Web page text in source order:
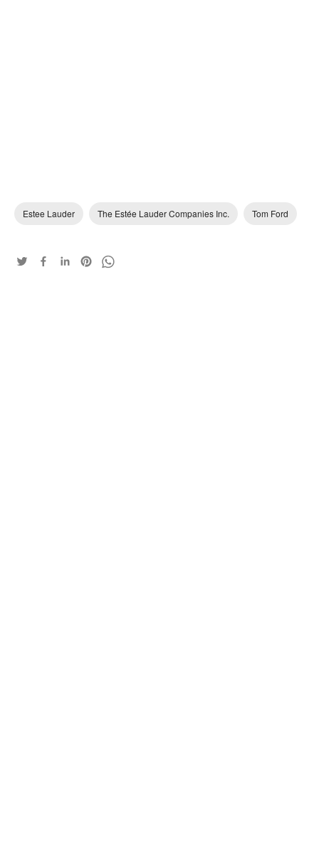
Estee Lauder The Estée Lauder Companies Inc. Tom Ford